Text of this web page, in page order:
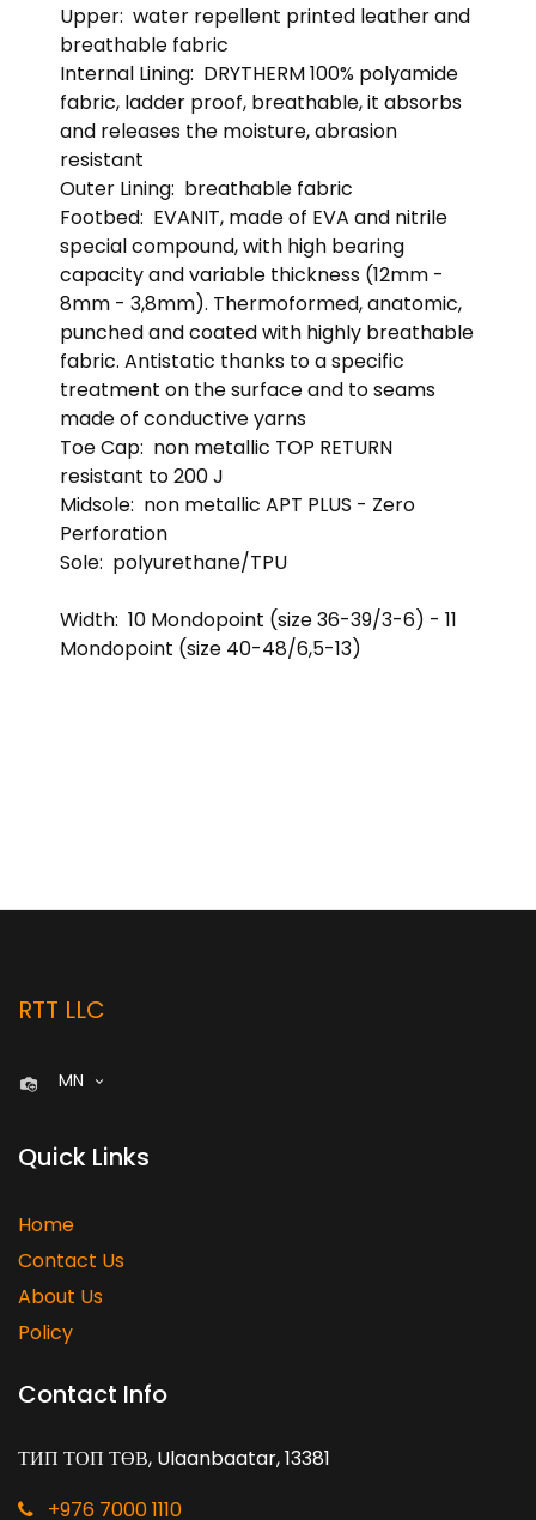
Upper: water repellent printed leather and
breathable fabric
Internal Lining: DRYTHERM 100% polyamide
fabric, ladder proof, breathable, it absorbs
and releases the moisture, abrasion
resistant
Outer Lining: breathable fabric
Footbed: EVANIT, made of EVA and nitrile
special compound, with high bearing
capacity and variable thickness (12mm -
8mm - 3,8mm). Thermoformed, anatomic,
punched and coated with highly breathable
fabric. Antistatic thanks to a specific
treatment on the surface and to seams
made of conductive yarns
Toe Cap: non metallic TOP RETURN
resistant to 200 J
Midsole: non metallic APT PLUS - Zero
Perforation
Sole: polyurethane/TPU
Width: 10 Mondopoint (size 36-39/3-6) - 11
Mondopoint (size 40-48/6,5-13)
RTT LLC
MN
Quick Links
Home
Contact Us
About Us
Policy
Contact Info
ТИП ТОП ТӨВ, Ulaanbaatar, 13381
+976 7000 1110